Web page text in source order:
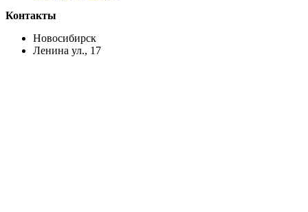
Контакты
Новосибирск
Ленина ул., 17